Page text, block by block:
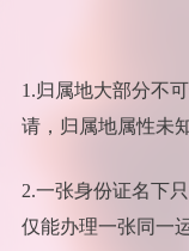
1.归属地大部分不
请，归属地属性未
2.一张身份证名下
仅能办理一张同一